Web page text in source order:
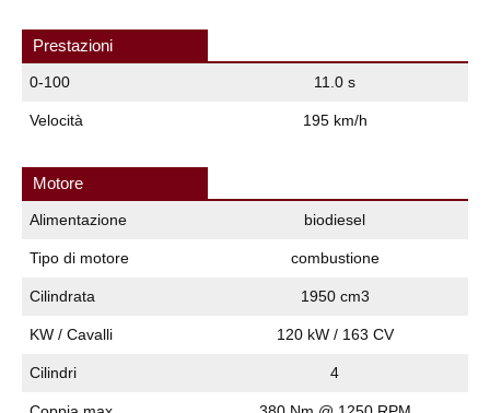
Prestazioni
0-100 11.0 s
Velocità 195 km/h
Motore
Alimentazione biodiesel
Tipo di motore combustione
Cilindrata 1950 cm3
KW / Cavalli 120 kW / 163 CV
Cilindri 4